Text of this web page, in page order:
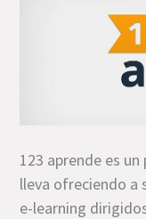
123 aprende es
lleva ofreciendo a
e-learning